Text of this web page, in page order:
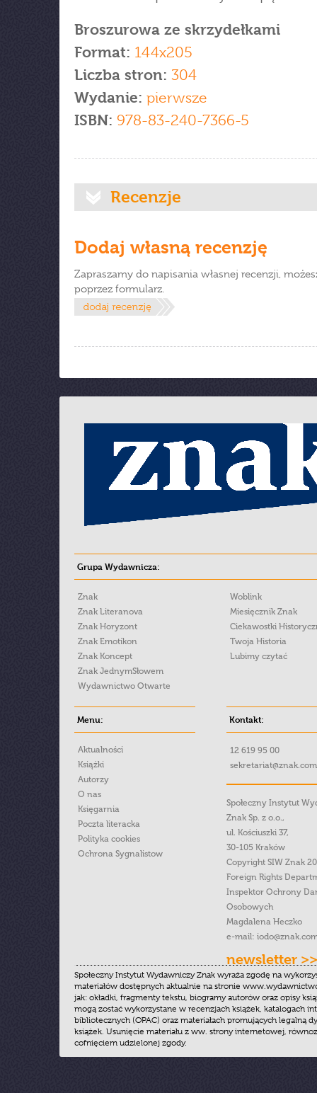
Broszurowa ze skrzydełkami
Format: 144x205
Liczba stron: 304
Wydanie: pierwsze
ISBN: 978-83-240-7366-5
Recenzje
Dodaj własną recenzję
Zapraszamy do napisania własnej recenzji,
poprzez formularz.
Grupa Wydawnicza:
Znak
Znak Literanova
Znak Horyzont
Znak Emotikon
Znak Koncept
Znak JednymSłowem
Wydawnictwo Otwarte
Woblink
Miesięcznik Znak
Ciekawostki
Twoja Historia
Lubimy czytać
Menu:
Aktualności
Książki
Autorzy
O nas
Księgarnia
Poczta literacka
Polityka cookies
Ochrona Sygnalistow
Kontakt:
12 619 95 00
Społeczny Instytut
Znak Sp. z o.o.,
ul. Kościuszki 37,
30-105 Kraków
Copyright SIW Znak
Foreign Rights
Inspektor Ochrony
Osobowych
Magdalena Heczko
e-mail:
newsletter >>
Społeczny Instytut Wydawniczy Znak wyraża zgodę na
materiałów dostępnych aktualnie na stronie
jak: okładki, fragmenty tekstu, biogramy autorów oraz opisy
mogą zostać wykorzystane w recenzjach książek, katalogach
bibliotecznych (OPAC) oraz materiałach promujących legalną
książek. Usunięcie materiału z ww. strony internetowej,
cofnięciem udzielonej zgody.